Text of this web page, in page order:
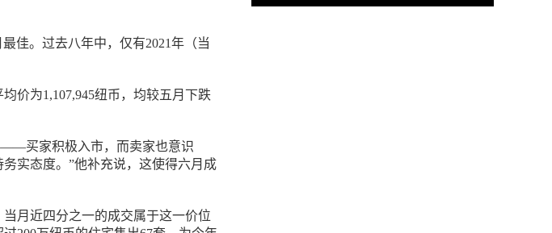
佳。过去八年中，仅有2021年（当
价为1,107,945纽币，均较五月下跌
——买家积极入市，而卖家也意识
实态度。”他补充说，这使得六月成
月近四分之一的成交属于这一价位